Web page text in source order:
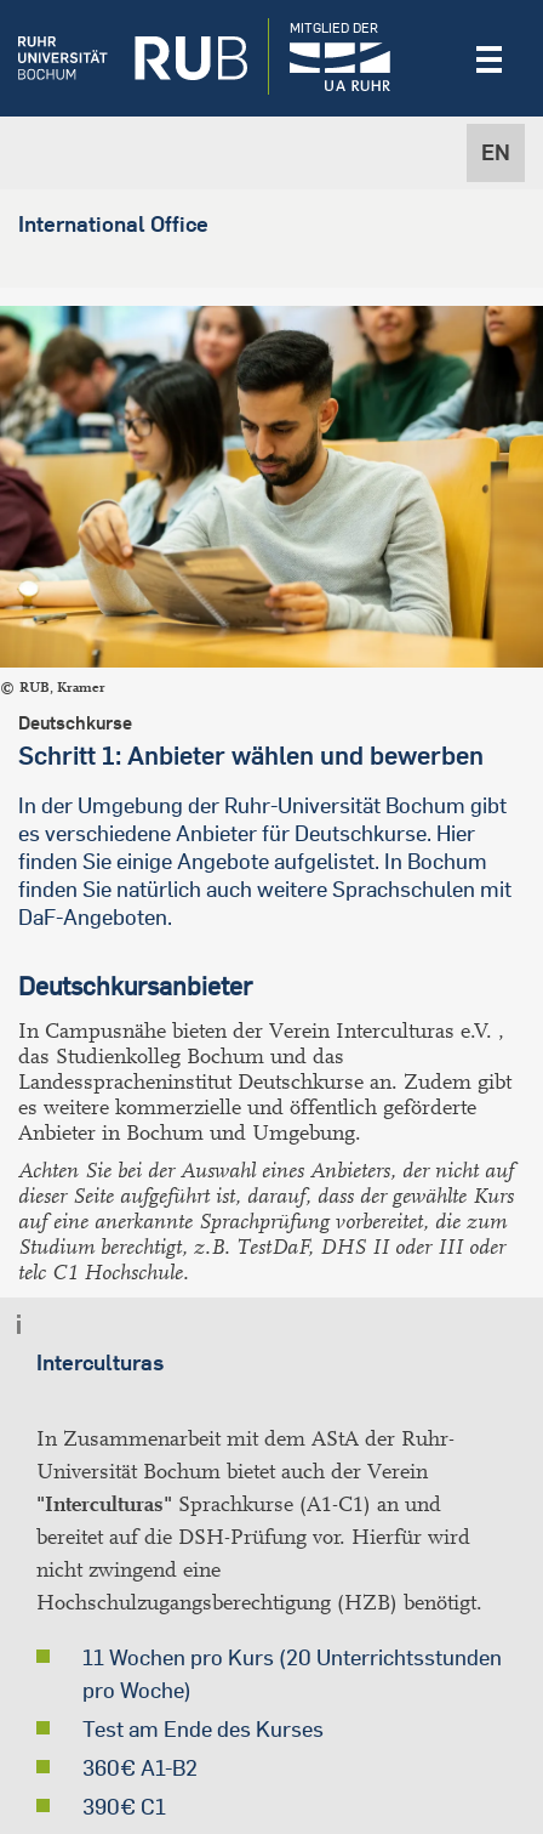
EN
MITGLIED DER
International Office
RUB, Kramer
Deutschkurse
Schritt 1: Anbieter wählen und bewerben
In der Umgebung der Ruhr-Universität Bochum gibt
es verschiedene Anbieter für Deutschkurse. Hier
finden Sie einige Angebote aufgelistet. In Bochum
finden Sie natürlich auch weitere Sprachschulen mit
DaF-Angeboten.
Deutschkursanbieter
In Campusnähe bieten der Verein Interculturas e.V. ,
das Studienkolleg Bochum und das
Landesspracheninstitut Deutschkurse an. Zudem gibt
es weitere kommerzielle und öffentlich geförderte
Anbieter in Bochum und Umgebung.
Achten Sie bei der Auswahl eines Anbieters, der nicht auf
dieser Seite aufgeführt ist, darauf, dass der gewählte Kurs
auf eine anerkannte Sprachprüfung vorbereitet, die zum
Studium berechtigt, z.B. TestDaF, DHS II oder III oder
telc C1 Hochschule.
Interculturas
In Zusammenarbeit mit dem AStA der Ruhr-
Universität Bochum bietet auch der Verein
"Interculturas" Sprachkurse (A1-C1) an und
bereitet auf die DSH-Prüfung vor. Hierfür wird
nicht zwingend eine
Hochschulzugangsberechtigung (HZB) benötigt.
11 Wochen pro Kurs (20 Unterrichtsstunden
pro Woche)
Test am Ende des Kurses
360€ A1-B2
390€ C1